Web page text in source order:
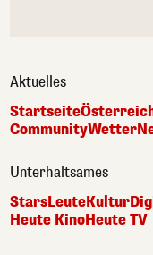
Aktuelles
Startseite
CommunityWetter
Unterhaltsames
StarsLeuteKultur
Heute KinoHeute TV